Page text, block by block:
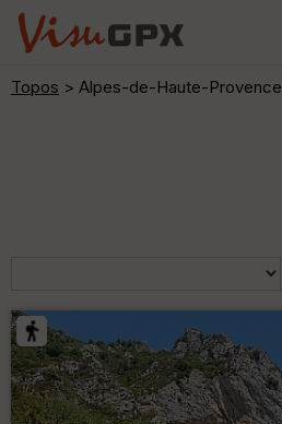
Topos > Alpes-de-Haute-Provence